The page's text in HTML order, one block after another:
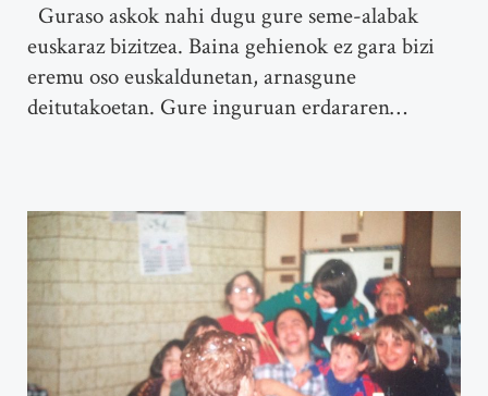
Guraso askok nahi dugu gure seme-alabak
euskaraz bizitzea. Baina gehienok ez gara bizi
eremu oso euskaldunetan, arnasgune
deitutakoetan. Gure inguruan erdararen…